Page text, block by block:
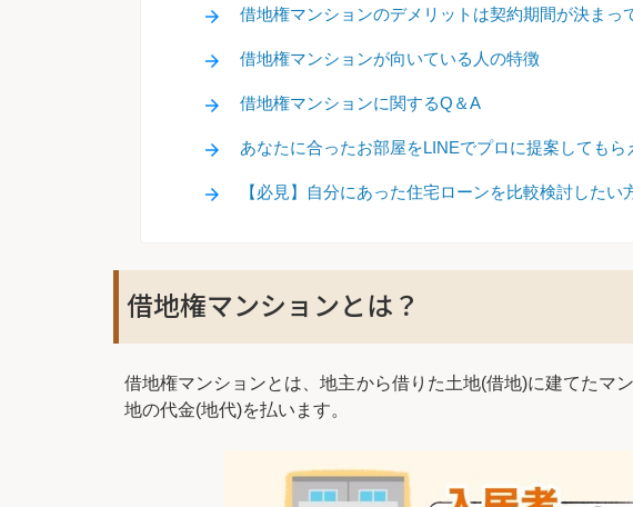
借地権マンションのデメリットは契約期間が決まっ
借地権マンションが向いている人の特徴
借地権マンションに関するQ＆A
あなたに合ったお部屋をLINEでプロに提案してもら
【必見】自分にあった住宅ローンを比較検討したい
借地権マンションとは？
借地権マンションとは、地主から借りた土地(借地)に建てたマ
地の代金(地代)を払います。